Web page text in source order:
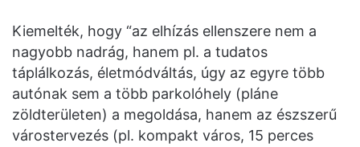
Kiemelték, hogy “az elhízás ellenszere nem a
nagyobb nadrág, hanem pl. a tudatos
táplálkozás, életmódváltás, úgy az egyre több
autónak sem a több parkolóhely (pláne
zöldterületen) a megoldása, hanem az észszerű
várostervezés (pl. kompakt város, 15 perces